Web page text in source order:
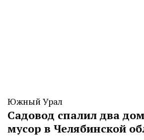
Южный Урал
Садовод спалил два
мусор в Челябинской